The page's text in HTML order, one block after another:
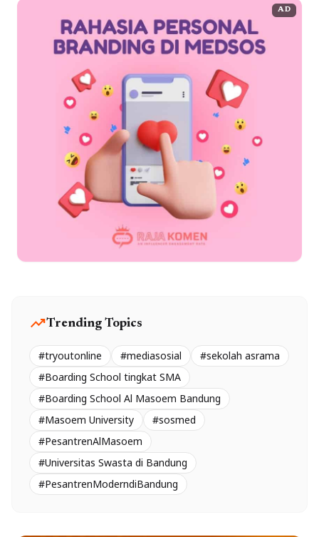
AD
trending_upTrending Topics
#tryoutonline #mediasosial
#sekolah asrama
#Boarding School tingkat SMA
#Boarding School Al Masoem Bandung
#Masoem University
#sosmed
#PesantrenAlMasoem
#Universitas Swasta di Bandung
#PesantrenModerndiBandung